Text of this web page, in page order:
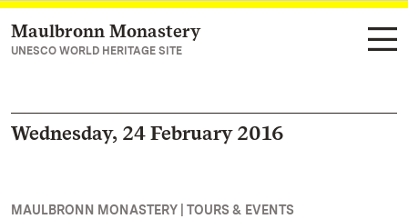
Navigate to main page
Maulbronn Monastery
UNESCO WORLD HERITAGE SITE
Wednesday, 24 February 2016
MAULBRONN MONASTERY | TOURS & EVENTS